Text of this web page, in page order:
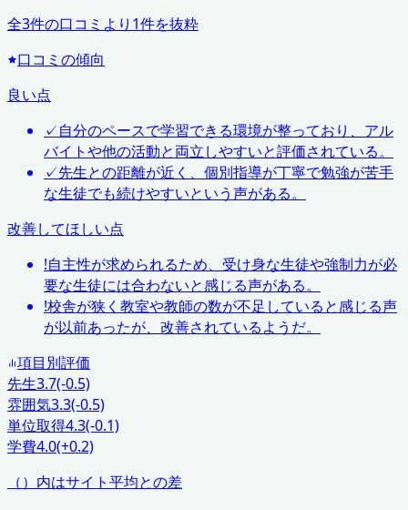
全3件の口コミより 1件を抜粋
口コミの傾向
良い点
✓自分のペースで学習できる環境が整っており、アル
バイトや他の活動と両立しやすいと評価されている。
✓先生との距離が近く、個別指導が丁寧で勉強が苦手
な生徒でも続けやすいという声がある。
改善してほしい点
!自主性が求められるため、受け身な生徒や強制力が必
要な生徒には合わないと感じる声がある。
!校舎が狭く教室や教師の数が不足していると感じる声
が以前あったが、改善されているようだ。
項目別評価
先生3.7(-0.5)
雰囲気3.3(-0.5)
単位取得4.3(-0.1)
学費4.0(+0.2)
（）内はサイト平均との差